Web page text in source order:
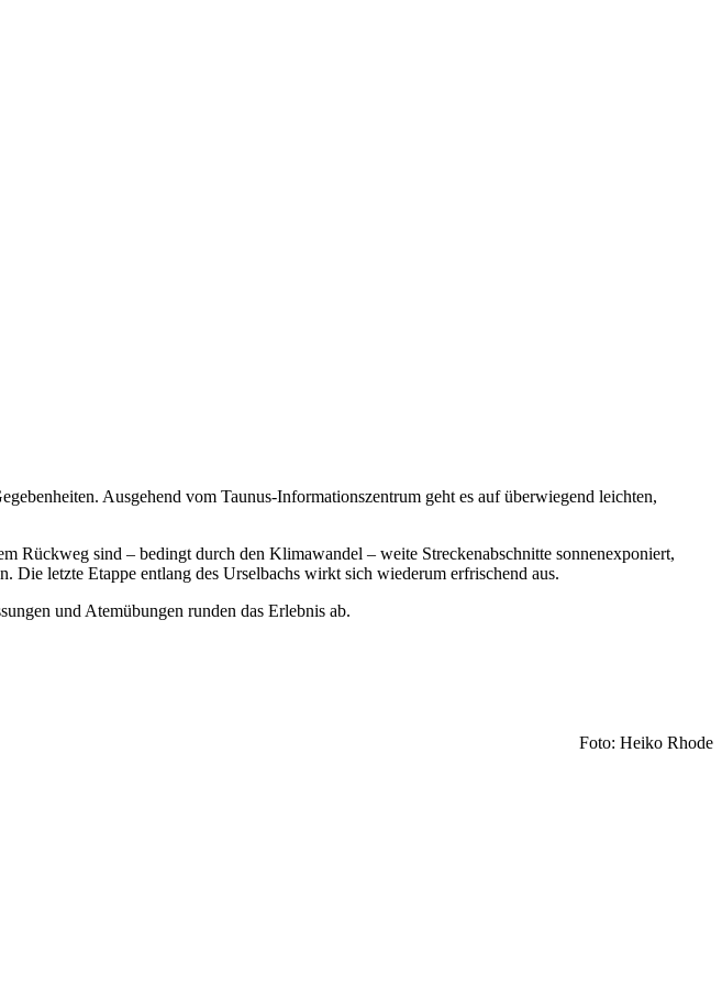
Ausgehend vom Taunus-Informationszentrum geht es auf überwiegend leichten,
Rückweg sind – bedingt durch den Klimawandel – weite Streckenabschnitte sonnenexponiert,
Die letzte Etappe entlang des Urselbachs wirkt sich wiederum erfrischend aus.
und Atemübungen runden das Erlebnis ab.
Foto: Heiko Rhode